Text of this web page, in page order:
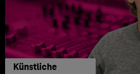
Künstliche